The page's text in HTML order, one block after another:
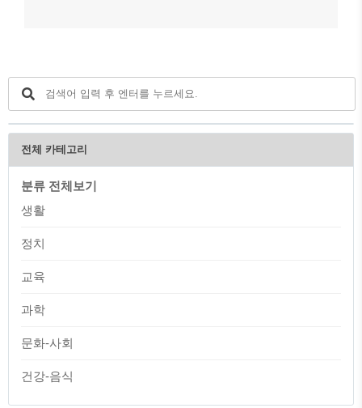
전체 카테고리
분류 전체보기
생활
정치
교육
과학
문화-사회
건강-음식